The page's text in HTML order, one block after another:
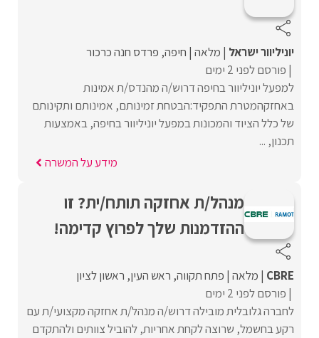
יוניליוור ישראל מלאה חיפה פרדס חנה כרכור
פורסם לפני 2 ימים
למפעל יוניליוור בחיפה דרוש/ה מהנדס/ת אמינות
באחזקהמטרת התפקיד:הבטחת זמינותם, אמינותם ותקינותם
של כלל הציוד והמכונות במפעל יוניליוור בחיפה, באמצעות
תכנון, ...
מידע על המשרה
מנהל/ת אחזקה תותח/ית? זו
ההזדמנות שלך לפרוץ קדימה!
CBRE מלאה פתח תקווה ראש העין ראשון לציון
פורסם לפני 2 ימים
לחברה גלובלית מובילה דרוש/ה מנהל/ת אחזקה מקצועי/ת עם
רקע בחשמל, שרוצה לקחת אחריות, להוביל צוותים ולהתקדם